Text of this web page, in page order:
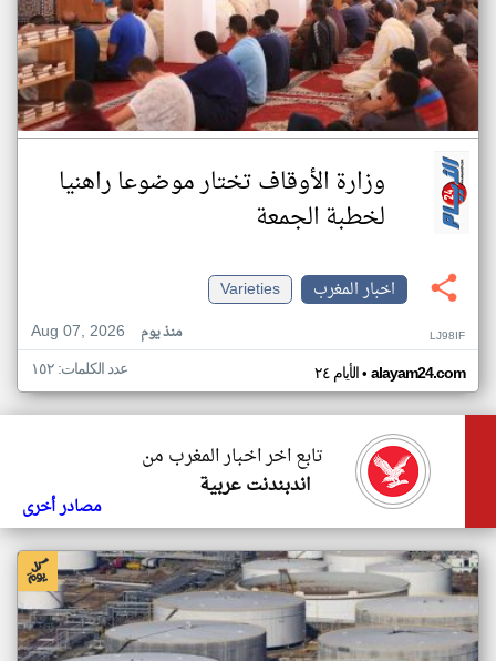
وزارة الأوقاف تختار موضوعا راهنيا
لخطبة الجمعة
اخبار المغرب
Varieties
Aug 07, 2026
منذ يوم LJ98IF
الأيام ٢٤• alayam24.com عدد الكلمات: ١٥٢
تابع اخر اخبار المغرب من
اندبندنت عربية
مصادر أخرى